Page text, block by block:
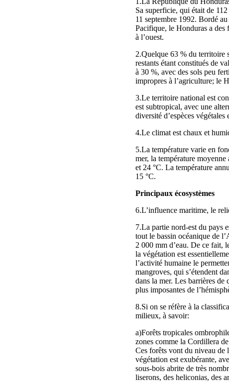
Sa superficie, qui était de
11 septembre 1992. Bordé
Pacifique, le Honduras a des
à l’ouest.
2.Quelque 63 % du territoire
restants étant constitués de
à 30 %, avec des sols peu
impropres à l’agriculture; le
3.Le territoire national est
est subtropical, avec une
diversité d’espèces végétales
4.Le climat est chaux et
5.La température varie en
mer, la température
et 24 °C. La température
15 °C.
Principaux écosystèmes
6.L’influence maritime, le
7.La partie nord-est du pays
tout le bassin océanique de
2 000 mm d’eau. De ce fait,
la végétation est
l’activité humaine le
mangroves, qui s’étendent
dans la mer. Les barrières de
plus imposantes de
8.Si on se réfère à la
milieux, à savoir:
a)Forêts tropicales
zones comme la Cordillera
Ces forêts vont du niveau de
végétation est exubérante,
sous‑bois abrite de très
liserons, des heliconias, des